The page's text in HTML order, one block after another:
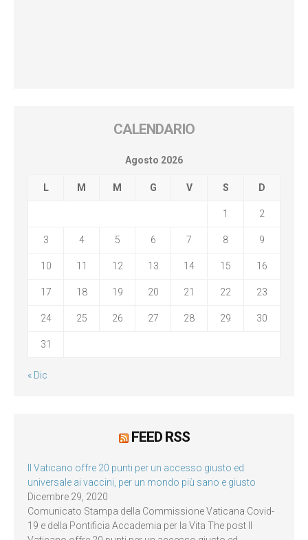
CALENDARIO
Agosto 2026
L M M G V S D
1 2
3 4 5 6 7 8 9
10 11 12 13 14 15 16
17 18 19 20 21 22 23
24 25 26 27 28 29 30
31
« Dic
FEED RSS
Il Vaticano offre 20 punti per un accesso giusto ed
universale ai vaccini, per un mondo più sano e giusto
Dicembre 29, 2020
Comunicato Stampa della Commissione Vaticana Covid-
19 e della Pontificia Accademia per la Vita The post Il